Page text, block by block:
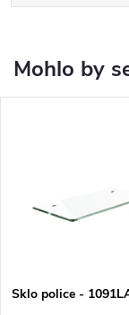
Mohlo by
Sklo police -